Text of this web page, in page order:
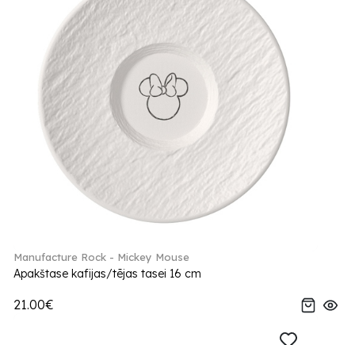
Manufacture Rock - Mickey Mouse
Apakštase kafijas/tējas tasei 16 cm
21.00€